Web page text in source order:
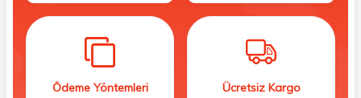
Ödeme Yöntemleri Ücretsiz Kargo